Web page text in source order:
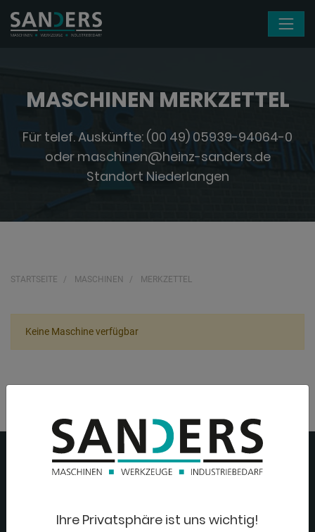
MASCHINEN MERKZETTEL
Für telef. Auskünfte: (00 49) 05939-94064-0
oder maschinen@heinz-sanders.de
Standort Niederlangen
STARTSEITE MASCHINEN MERKZETTEL
Keine Maschine verfügbar
Ihre Privatsphäre ist uns wichtig!